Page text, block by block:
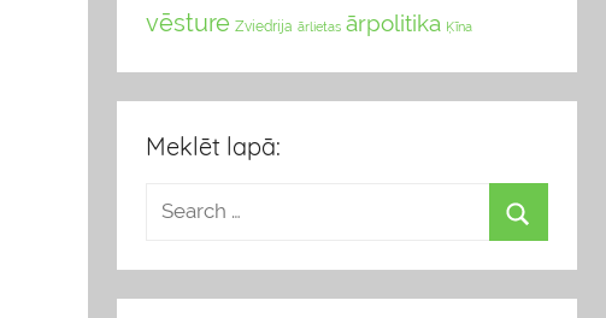
vēsture Zviedrija ārlietas ārpolitika Ķīna
Meklēt lapā: